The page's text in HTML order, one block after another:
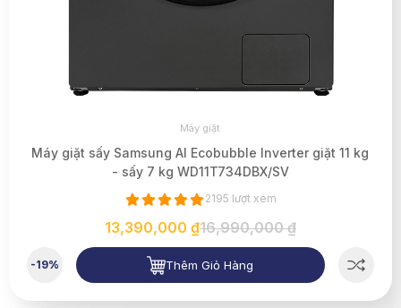
Máy giặt
Máy giặt sấy Samsung AI Ecobubble Inverter giặt 11 kg
- sấy 7 kg WD11T734DBX/SV
2195 lượt xem
13,390,000 ₫16,990,000 ₫
-19% Thêm Giỏ Hàng